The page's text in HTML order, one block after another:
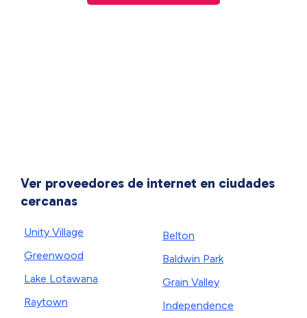
Ver proveedores de internet en ciudades
cercanas
Unity Village
Greenwood
Lake Lotawana
Raytown
Belton
Baldwin Park
Grain Valley
Independence